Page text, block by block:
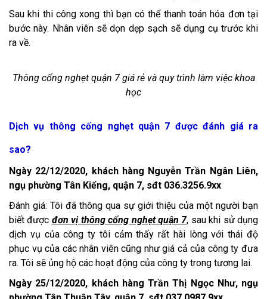
Sau khi thi công xong thì bạn có thể thanh toán hóa đơn tại
bước này. Nhân viên sẽ dọn dẹp sạch sẽ dụng cụ trước khi
ra về.
Thông cống nghẹt quận 7 giá rẻ và quy trình làm việc khoa
học
Dịch vụ thông cống nghẹt quận 7 được đánh giá ra
sao?
Ngày 22/12/2020, khách hàng Nguyễn Trần Ngân Liên,
ngụ phường Tân Kiểng, quận 7, sđt 036.3256.9xx
Đánh giá: Tôi đã thông qua sự giới thiệu của một người bạn
biết được đơn vị thông cống nghẹt quận 7, sau khi sử dụng
dịch vụ của công ty tôi cảm thấy rất hài lòng với thái độ
phục vụ của các nhân viên cũng như giá cả của công ty đưa
ra. Tôi sẽ ủng hộ các hoạt động của công ty trong tương lai.
Ngày 25/12/2020, khách hàng Trần Thị Ngọc Như, ngụ